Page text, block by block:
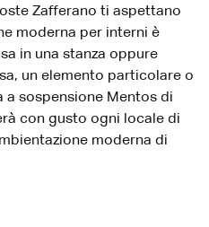
Zafferano ti aspettano
moderna per interni è
in una stanza oppure
un elemento particolare o
a sospensione Mentos di
con gusto ogni locale di
moderna di